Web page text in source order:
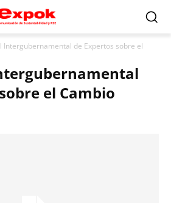
Intergubernamental de Expertos sobre el
el Cambio